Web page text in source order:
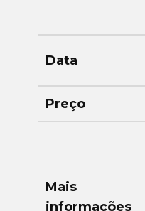
Data
Preço
Mais
informações